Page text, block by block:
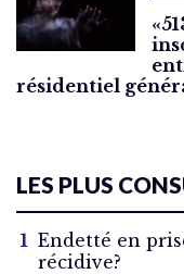
résidentiel
LES PLUS
Endetté en
récidive?